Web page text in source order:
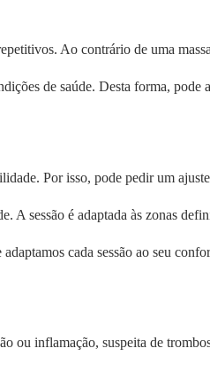
Ao contrário de uma
de saúde. Desta forma, pode
Por isso, pode pedir um
sessão é adaptada às zonas
cada sessão ao seu
ou inflamação, suspeita de